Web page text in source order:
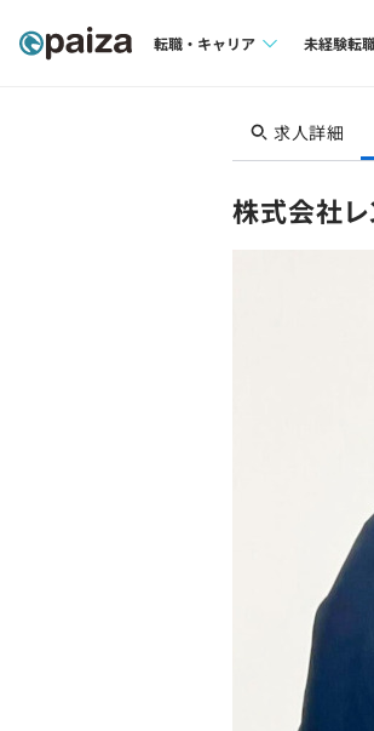
転職・キャリア
転職成功ガイド
未経験転
求人検索
転職成
求人詳細
株式会社レ